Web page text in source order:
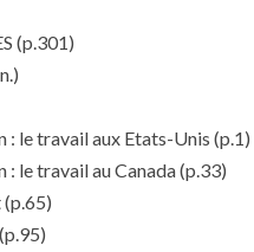
(p.301)
le travail aux Etats-Unis (p.1)
le travail au Canada(p.33)
(p.65)
(p.95)